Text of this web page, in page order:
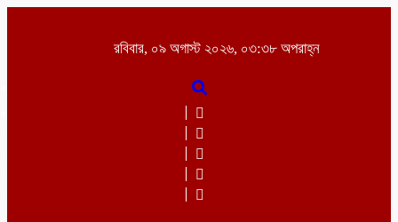
রবিবার, ০৯ অগাস্ট ২০২৬, ০৩:৩৮ অপরাহ্ন